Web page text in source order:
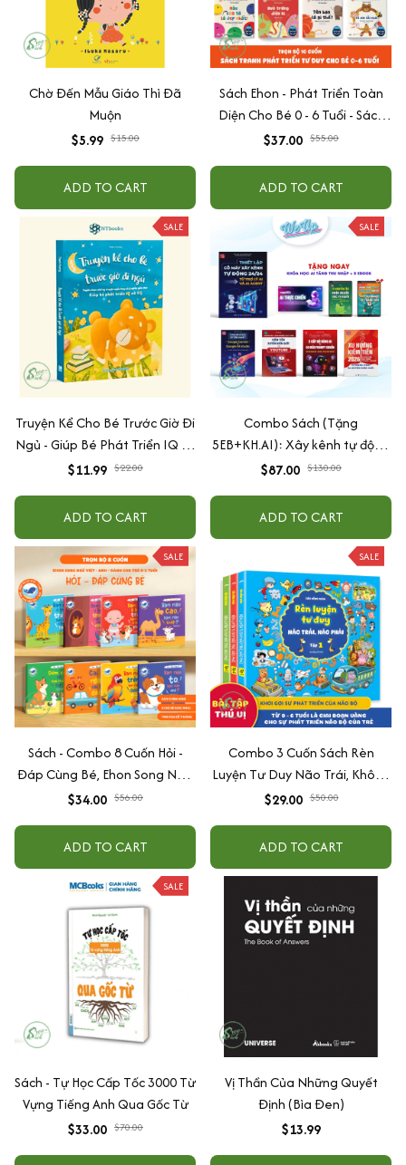
Chờ Đến Mẫu Giáo Thì Đã
Muộn
$5.99 $15.00
ADD TO CART
Sách Ehon - Phát Triển Toàn
Diện Cho Bé 0 - 6 Tuổi - Sách
Song Ngữ Việt - Anh
$37.00 $55.00
ADD TO CART
SALE
Truyện Kể Cho Bé Trước Giờ Đi
Ngủ - Giúp Bé Phát Triển IQ Và
EQ
$11.99 $22.00
ADD TO CART
SALE
Combo Sách (Tặng
5EB+KH.AI): Xây kênh tự động
AI Agent + AI siêu mạnh + 3
+ Xu hướng
$87.00 $130.00
ADD TO CART
SALE
Sách - Combo 8 Cuốn Hỏi -
Đáp Cùng Bé, Ehon Song Ngữ
Việt - Anh - Dành Cho Bé Từ 0
$34.00 $56.00
ADD TO CART
SALE
Combo 3 Cuốn Sách Rèn
Luyện Tư Duy Não Trái, Không
Não Phải - Đánh Thức Tiềm
$29.00 $50.00
ADD TO CART
SALE
Sách - Tự Học Cấp Tốc 3000 Từ
Vựng Tiếng Anh Qua Gốc Từ
$33.00 $70.00
Vị Thần Của Những Quyết
Định (Bìa Đen)
$13.99